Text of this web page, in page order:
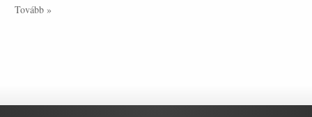
Tovább »